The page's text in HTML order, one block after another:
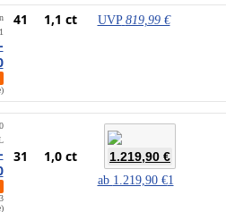
41 1,1 ct UVP 819,99 €
31 1,0 ct 1.219,90 €
ab 1.219,90 €1